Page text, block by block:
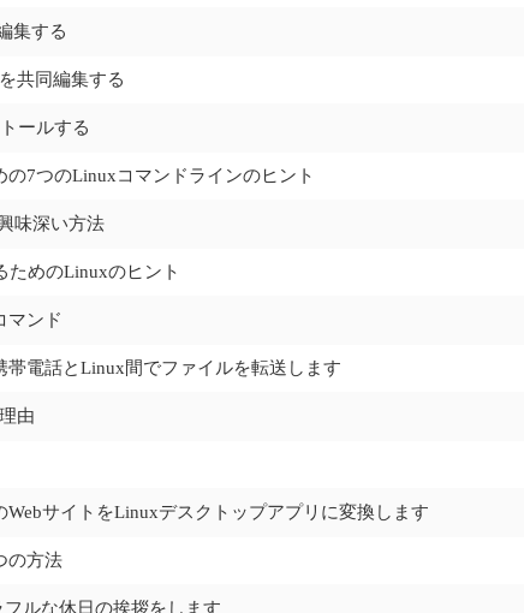
集する
共同編集する
ールする
7つのLinuxコマンドラインのヒント
味深い方法
ためのLinuxのヒント
マンド
電話とLinux間でファイルを転送します
由
サイトをLinuxデスクトップアプリに変換します
の方法
ルな休日の挨拶をします